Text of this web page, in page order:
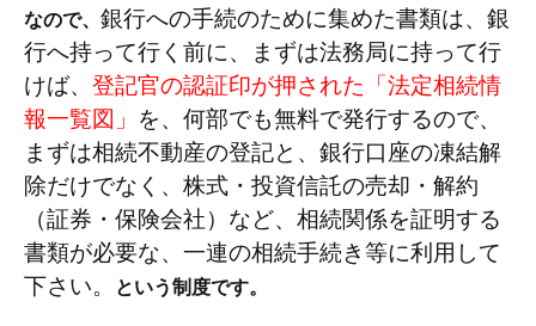
なので、 銀行への手続のために集めた書類は、銀
行へ持って行く前に、まずは法務局に持って行
けば、 登記官の認証印が押された「法定相続情
報一覧図」 を、 何部でも無料で発行するので、
まずは相続不動産の登記と、銀行口座の凍結解
除だけでなく、株式・投資信託の売却・解約
（証券・保険会社）など、相続関係を証明する
書類が必要な、一連の相続手続き等に利用して
下さい。
という制度です。